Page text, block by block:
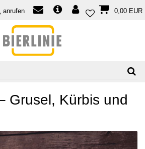
anrufen 0,00 EUR
BIERE
Kürbis und Bier
Grusel, Kürbis und